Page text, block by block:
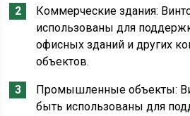
Коммерческие здания:
использованы для
офисных зданий и других
объектов.
Промышленные объекты:
быть использованы для